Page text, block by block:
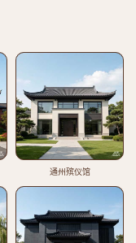
通州殡仪馆